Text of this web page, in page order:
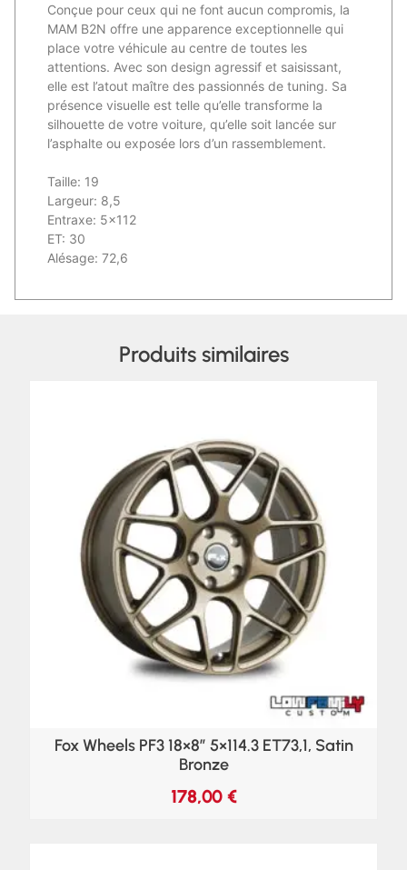
Conçue pour ceux qui ne font aucun compromis, la
MAM B2N offre une apparence exceptionnelle qui
place votre véhicule au centre de toutes les
attentions. Avec son design agressif et saisissant,
elle est l’atout maître des passionnés de tuning. Sa
présence visuelle est telle qu’elle transforme la
silhouette de votre voiture, qu’elle soit lancée sur
l’asphalte ou exposée lors d’un rassemblement.
Taille: 19
Largeur: 8,5
Entraxe: 5×112
ET: 30
Alésage: 72,6
Produits similaires
Fox Wheels PF3 18×8″ 5×114.3 ET73,1, Satin
Bronze
178,00 €